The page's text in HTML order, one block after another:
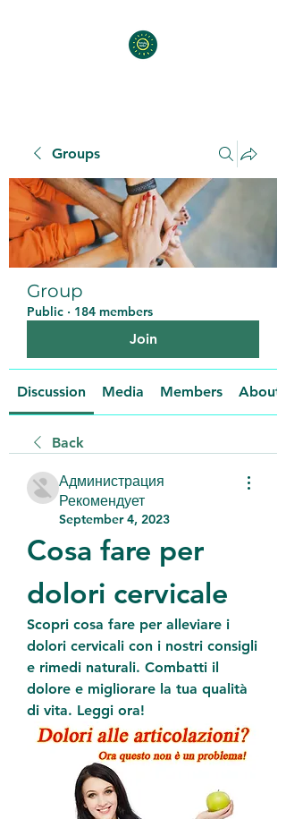
Groups
Group
Public · 184 members
Join
Discussion Media Members About
Back
Администрация
Рекомендует
September 4, 2023
Cosa fare per
dolori cervicale
Scopri cosa fare per alleviare i
dolori cervicali con i nostri consigli
e rimedi naturali. Combatti il
dolore e migliorare la tua qualità
di vita. Leggi ora!